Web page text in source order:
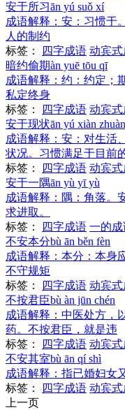
安于所习ān yú suǒ xí
成语解释： 安：习惯于
人的制约
标签：
四字成语 动宾
暗约偷期àn yuē tōu qī
成语解释： 约：约定；
私定终身
标签：
四字成语 动宾
安于现状ān yú xiàn
成语解释： 安：对生活
状况。习惯满足于目前
标签：
四字成语 动宾
安于一隅ān yù yī yù
成语解释： 隅：角落。
求进取。
标签：
四字成语 一的成
不安本分bù ān běn fèn
成语解释： 本分：本身
不守规矩
标签：
四字成语 动宾
不按君臣bù àn jūn chén
成语解释： 中医处方，
药。不按君臣，就是违
标签：
四字成语 动宾
不安其室bù ān qí shì
成语解释： 指已婚妇女
标签：
四字成语 动宾
上一页